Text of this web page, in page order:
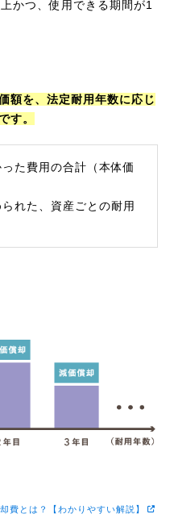
かつ、使用できる期間が1
額を、法定耐用年数に応じ
す。
た費用の合計（本体価
れた、資産ごとの耐用
費とは？【わかりやすい解説】